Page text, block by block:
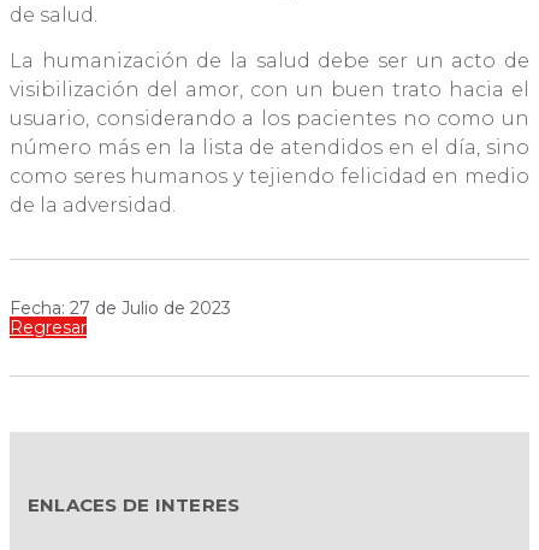
de salud.
La humanización de la salud debe ser un acto de
visibilización del amor, con un buen trato hacia el
usuario, considerando a los pacientes no como un
número más en la lista de atendidos en el día, sino
como seres humanos y tejiendo felicidad en medio
de la adversidad.
Fecha: 27 de Julio de 2023
Regresar
ENLACES DE INTERES